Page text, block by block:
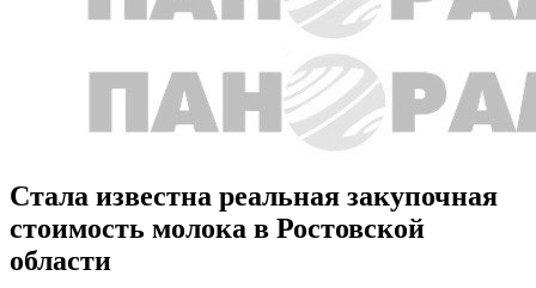
Стала известна реальная закупочная
стоимость молока в Ростовской
области